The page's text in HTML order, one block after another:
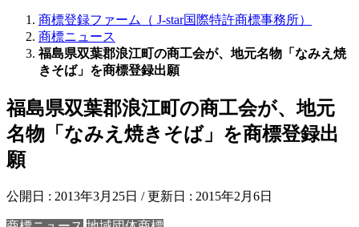
商標登録ファーム（ J-star国際特許商標事務所）
商標ニュース
福島県双葉郡浪江町の商工会が、地元名物「なみえ焼
きそば」を商標登録出願
福島県双葉郡浪江町の商工会が、地元
名物「なみえ焼きそば」を商標登録出
願
公開日 : 2013年3月25日 / 更新日 : 2015年2月6日